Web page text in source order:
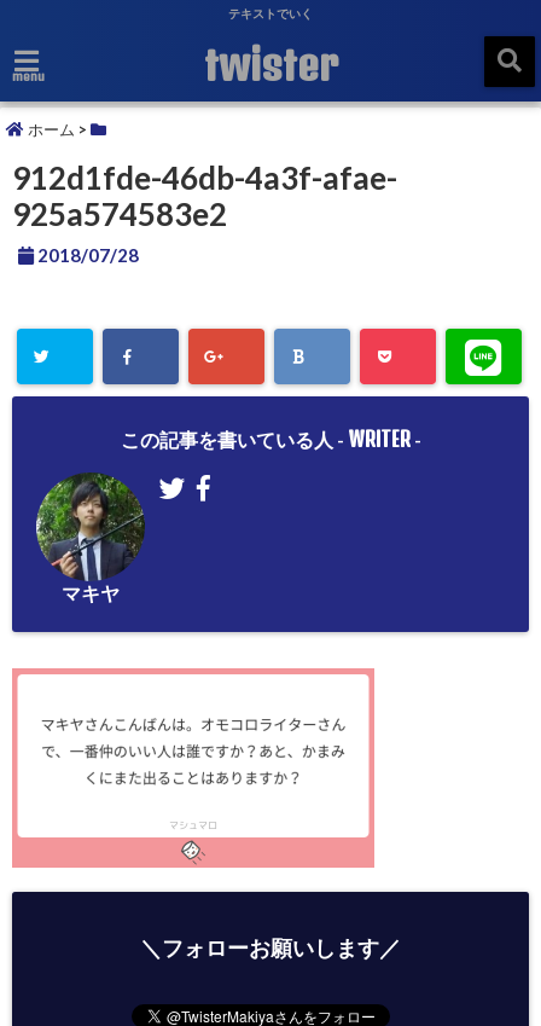
テキストでいく
menu twister
ホーム >
912d1fde-46db-4a3f-afae-
925a574583e2
2018/07/28
この記事を書いている人 - WRITER-
マキヤ
＼フォローお願いします／